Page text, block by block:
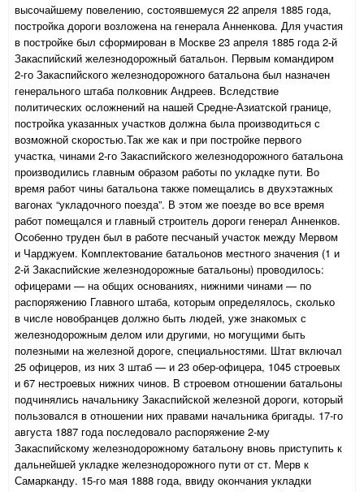
высочайшему повелению, состоявшемуся 22 апреля 1885 года,
постройка дороги возложена на генерала Анненкова. Для участия
в постройке был сформирован в Москве 23 апреля 1885 года 2-й
Закаспийский железнодорожный батальон. Первым командиром
2-го Закаспийского железнодорожного батальона был назначен
генерального штаба полковник Андреев. Вследствие
политических осложнений на нашей Средне-Азиатской границе,
постройка указанных участков должна была производиться с
возможной скоростью.Так же как и при постройке первого
участка, чинами 2-го Закаспийского железнодорожного батальона
производились главным образом работы по укладке пути. Во
время работ чины батальона также помещались в двухэтажных
вагонах “укладочного поезда”. В этом же поезде во все время
работ помещался и главный строитель дороги генерал Анненков.
Особенно труден был в работе песчаный участок между Мервом
и Чарджуем. Комплектование батальонов местного значения (1 и
2-й Закаспийские железнодорожные батальоны) проводилось:
офицерами — на общих основаниях, нижними чинами — по
распоряжению Главного штаба, которым определялось, сколько
в числе новобранцев должно быть людей, уже знакомых с
железнодорожным делом или другими, но могущими быть
полезными на железной дороге, специальностями. Штат включал
25 офицеров, из них 3 штаб — и 23 обер-офицера, 1045 строевых
и 67 нестроевых нижних чинов. В строевом отношении батальоны
подчинялись начальнику Закаспийской железной дороги, который
пользовался в отношении них правами начальника бригады. 17-го
августа 1887 года последовало распоряжение 2-му
Закаспийскому железнодорожному батальону вновь приступить к
дальнейшей укладке железнодорожного пути от ст. Мерв к
Самарканду. 15-го мая 1888 года, ввиду окончания укладки